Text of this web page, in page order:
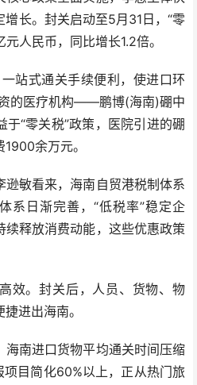
长。封关启动至5月31日，“零
人民币，同比增长1.2倍。
式通关手续便利，使进口环
的医疗机构——鹏博(海南)硼中
“零关税”政策，医院引进的硼
余万元。
敏看来，海南自贸港税制体系
系日渐完善，“低税率”稳定企
续释放消费动能，这些优惠政策
。封关后，人员、货物、物
进出海南。
南进口货物平均通关时间压缩
项目简化60%以上，正从热门旅